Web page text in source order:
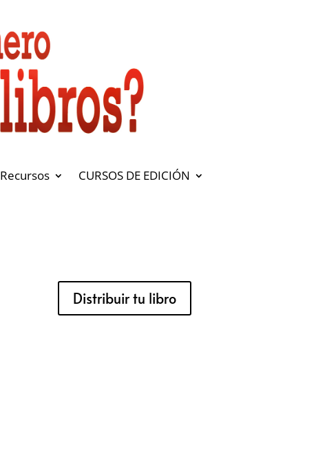
Recursos
CURSOS DE EDICIÓN
Distribuir tu libro